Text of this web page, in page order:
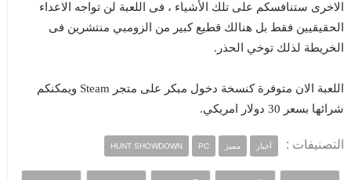
الاخرى ستنافسكم على تلك الأشياء ، فى اللعبة لن تواجه الاعداء
الحقيقيين فقط بل هنالك قطيع كبير من الزومبي منتشرين فى
الخريطة لذلك توخي الحذر.
اللعبة الان متوفرة كنسخة دخول مبكر على متجر Steam ويمكنكم
شرائها بسعر 30 دولار امريكي.
التصنيفات : أخبار مميز HUNT SHOWDOWN PC